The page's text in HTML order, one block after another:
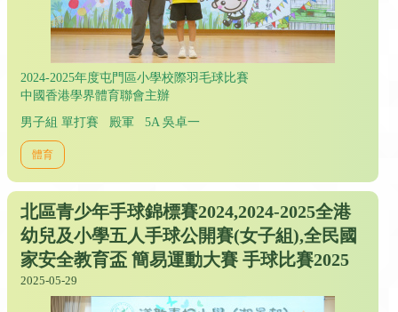
2024-2025年度屯門區小學校際羽毛球比賽
中國香港學界體育聯會主辦
男子組 單打賽 殿軍 5A 吳卓一
體育
北區青少年手球錦標賽2024,2024-2025全港
幼兒及小學五人手球公開賽(女子組),全民國
家安全教育盃 簡易運動大賽 手球比賽2025
2025-05-29